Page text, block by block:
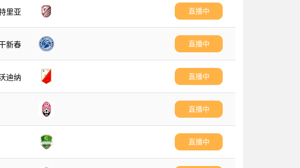
里亚 直播中
新春 直播中
迪纳 直播中
直播中
直播中